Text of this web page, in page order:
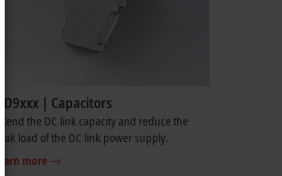
MD9xxx | Capacitors
Extend the DC link capacity and reduce the
peak load of the DC link power supply.
Learn more